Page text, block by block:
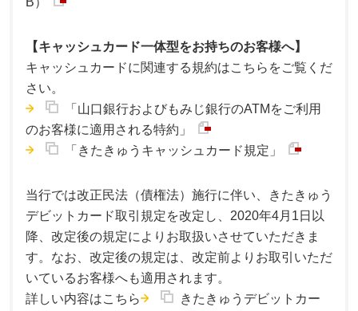
【キャッシュカード一体型をお持ちのお客様へ】
キャッシュカードに関連する規約はこちらをご覧くだ
さい。
「山口銀行およびもみじ銀行のATMをご利用
のお客様に適用される特約」
「きたきゅうキャッシュカード規定」
当行では改正民法（債権法）施行に伴い、きたきゅう
デビットカード取引規定を改定し、2020年4月1日以
降、改定後の規定によりお取扱いさせていただきま
す。なお、改定後の規定は、改定前よりお取引いただ
いているお客様へも適用されます。
詳しい内容はこちら
きたきゅうデビットカー